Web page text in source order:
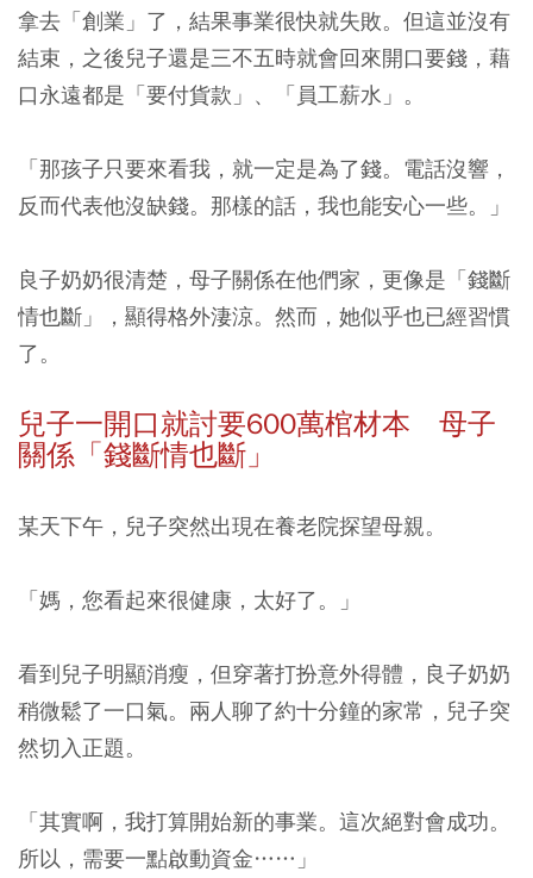
拿去「創業」了，結果事業很快就失敗。但這並沒有
結束，之後兒子還是三不五時就會回來開口要錢，藉
口永遠都是「要付貨款」、「員工薪水」。
「那孩子只要來看我，就一定是為了錢。電話沒響，
反而代表他沒缺錢。那樣的話，我也能安心一些。」
良子奶奶很清楚，母子關係在他們家，更像是「錢斷
情也斷」，顯得格外淒涼。然而，她似乎也已經習慣
了。
兒子一開口就討要600萬棺材本 母子
關係「錢斷情也斷」
某天下午，兒子突然出現在養老院探望母親。
「媽，您看起來很健康，太好了。」
看到兒子明顯消瘦，但穿著打扮意外得體，良子奶奶
稍微鬆了一口氣。兩人聊了約十分鐘的家常，兒子突
然切入正題。
「其實啊，我打算開始新的事業。這次絕對會成功。
所以，需要一點啟動資金……」